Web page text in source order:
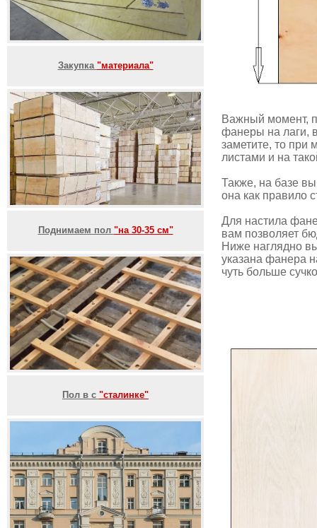
Закупка "материала"
Поднимаем пол "на 30-35 см"
Пол в с "сталинке"
Важный момент,
фанеры на лаги,
заметите, то при
листами и на
Также, на базе
она как правило
Для настила
вам позволяет
Ниже наглядно
указана фанера
чуть больше